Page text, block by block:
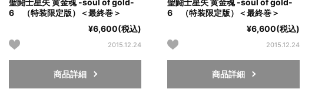
聖闘士星矢 黄金魂 -soul of gold-
6 （特装限定版）＜最終巻＞
¥6,600(税込)
2015.12.24
商品詳細
聖闘士星矢 黄金魂 -soul of gold-
6 （特装限定版）＜最終巻＞
¥6,600(税込)
2015.12.24
商品詳細